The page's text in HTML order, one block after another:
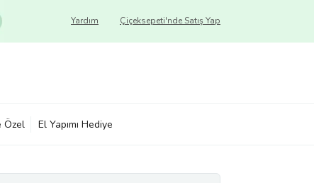
Çiçeksepeti'nde Satış Yap
Yardım
Özel El Yapımı Hediye